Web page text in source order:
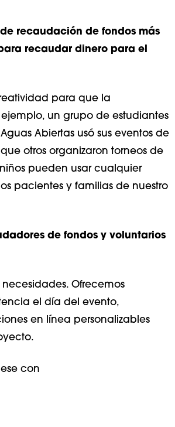
recaudación de fondos más
recaudar dinero para el
para que la
un grupo de estudiantes
Abiertas usó sus eventos de
otros organizaron torneos de
pueden usar cualquier
pacientes y familias de nuestro
de fondos y voluntarios
Ofrecemos
el día del evento,
en línea personalizables
con